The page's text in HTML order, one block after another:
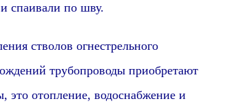
спаивали по шву.
стволов огнестрельного
трубопроводы приобретают
это отопление, водоснабжение и